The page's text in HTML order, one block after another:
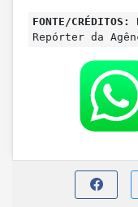
FONTE/CRÉDITOS:
Repórter da